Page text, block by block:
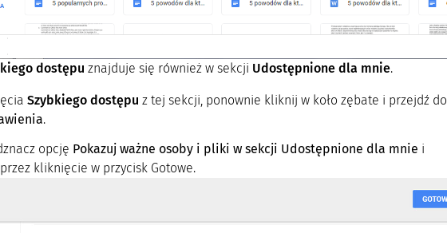
dostępu znajduje się również w sekcji Udostępnione dla mnie.
Szybkiego dostępu z tej sekcji, ponownie kliknij w koło zębate i przejdź do
.
opcję Pokazuj ważne osoby i pliki w sekcji Udostępnione dla mnie i
kliknięcie w przycisk Gotowe.